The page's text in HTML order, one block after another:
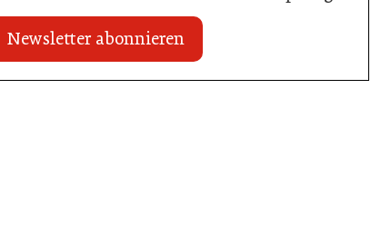
Newsletter abonnieren